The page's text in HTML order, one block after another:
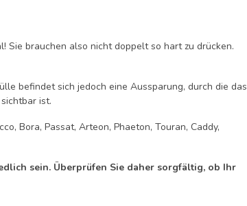
Sie brauchen also nicht doppelt so hart zu drücken.
befindet sich jedoch eine Aussparung, durch die das
ist.
Bora, Passat, Arteon, Phaeton, Touran, Caddy,
sein. Überprüfen Sie daher sorgfältig, ob Ihr